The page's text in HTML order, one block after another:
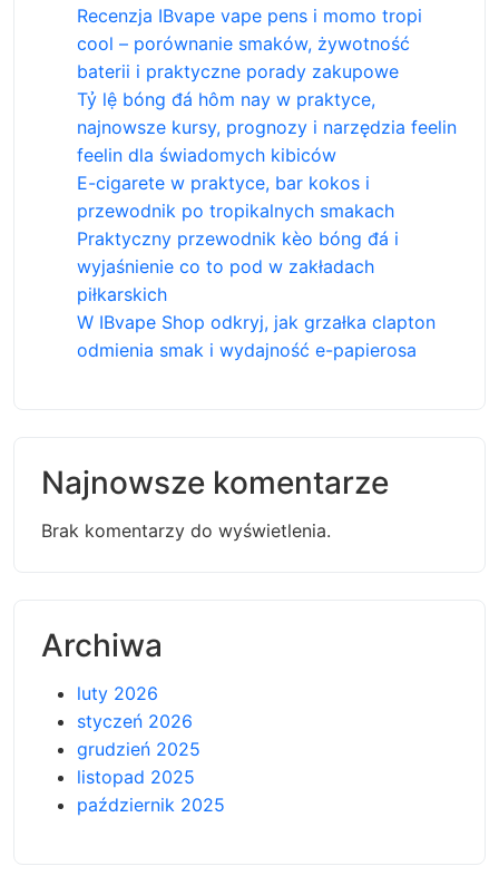
Recenzja IBvape vape pens i momo tropi
cool – porównanie smaków, żywotność
baterii i praktyczne porady zakupowe
Tỷ lệ bóng đá hôm nay w praktyce,
najnowsze kursy, prognozy i narzędzia feelin
feelin dla świadomych kibiców
E-cigarete w praktyce, bar kokos i
przewodnik po tropikalnych smakach
Praktyczny przewodnik kèo bóng đá i
wyjaśnienie co to pod w zakładach
piłkarskich
W IBvape Shop odkryj, jak grzałka clapton
odmienia smak i wydajność e-papierosa
Najnowsze komentarze
Brak komentarzy do wyświetlenia.
Archiwa
luty 2026
styczeń 2026
grudzień 2025
listopad 2025
październik 2025